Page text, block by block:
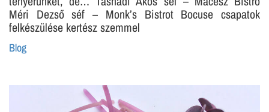
Méri Dezső séf – Monk’s Bistrot Bocuse csapatok
felkészülése kertész szemmel
Blog